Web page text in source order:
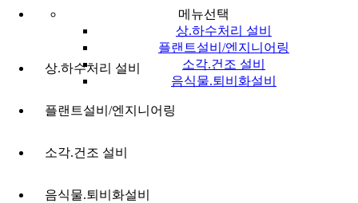
메뉴선택
상.하수처리 설비
플랜트설비/엔지니어링
소각.건조 설비
음식물.퇴비화설비
상.하수처리 설비
플랜트설비/엔지니어링
소각.건조 설비
음식물.퇴비화설비